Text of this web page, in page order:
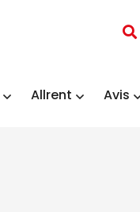
Allrent Avis